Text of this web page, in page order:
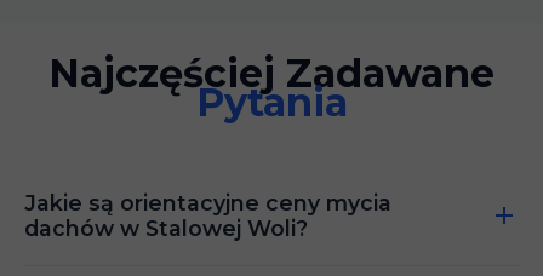
Najczęściej Zadawane
Pytania
Jakie są orientacyjne ceny mycia
dachów w Stalowej Woli?